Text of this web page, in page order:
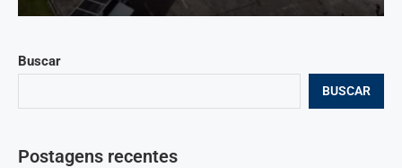
Buscar
BUSCAR
Postagens recentes